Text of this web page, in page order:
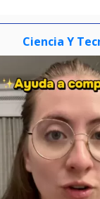
Ciencia Y